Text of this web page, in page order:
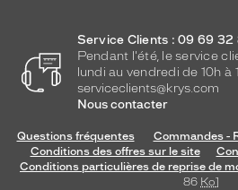
Service Clients : 09 69 32
Pendant l'été, le service
lundi au vendredi de 10h à
serviceclients@krys.com
Nous contacter
Questions fréquentes
Commandes -
Conditions des offres sur le site
Conditions particulières de reprise de
86 Ko]